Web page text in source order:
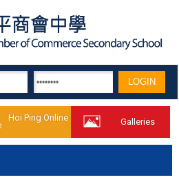
Hoi Ping Online Galleries